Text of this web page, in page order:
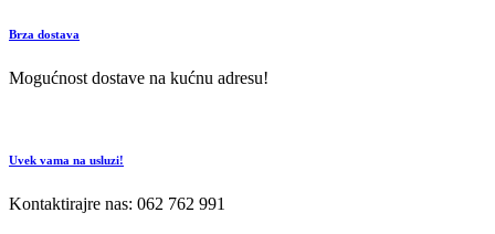
Brza dostava
Mogućnost dostave na kućnu adresu!
Uvek vama na usluzi!
Kontaktirajre nas: 062 762 991